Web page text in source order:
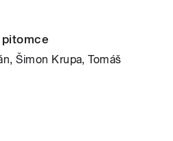
Šimon Krupa, Tomáš